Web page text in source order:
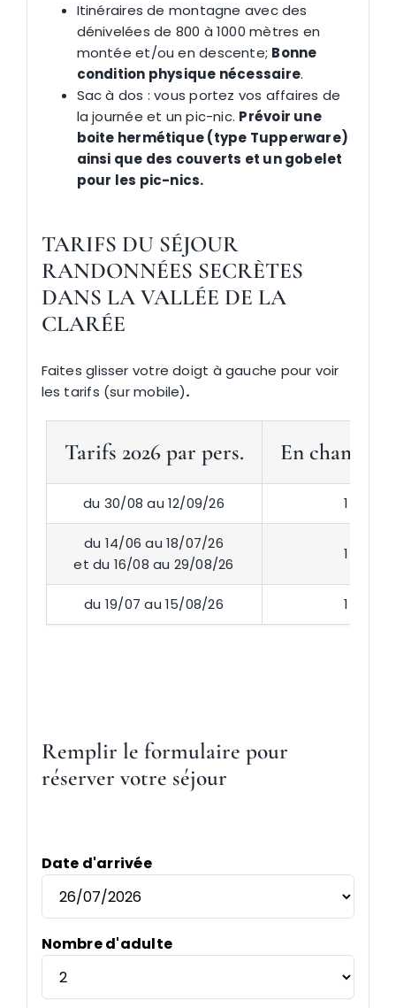
Itinéraires de montagne avec des
dénivelées de 800 à 1000 mètres en
montée et/ou en descente; Bonne
condition physique nécessaire.
Sac à dos : vous portez vos affaires de
la journée et un pic-nic. Prévoir une
boite hermétique (type Tupperware)
ainsi que des couverts et un gobelet
pour les pic-nics.
TARIFS DU SÉJOUR
RANDONNÉES SECRÈTES
DANS LA VALLÉE DE LA
CLARÉE
Faites glisser votre doigt à gauche pour voir
les tarifs (sur mobile).
Tarifs 2026 par pers. En chambre
du 30/08 au 12/09/26 1 224 €
du 14/06 au 18/07/26
et du 16/08 au 29/08/26
1 297 €
du 19/07 au 15/08/26 1 329 €
Remplir le formulaire pour
réserver votre séjour
Date d'arrivée
Nombre d'adulte